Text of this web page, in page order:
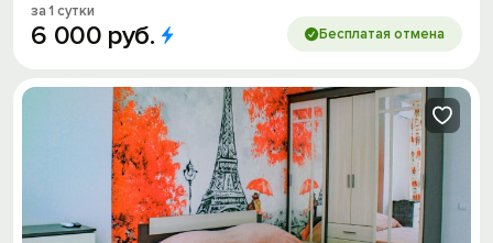
за 1 сутки
6 000 руб. Бесплатая отмена